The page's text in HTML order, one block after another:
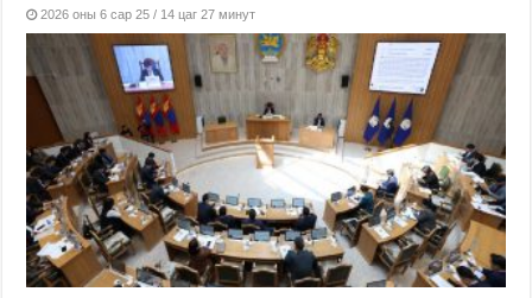
2026 оны 6 сар 25 / 14 цаг 27 минут